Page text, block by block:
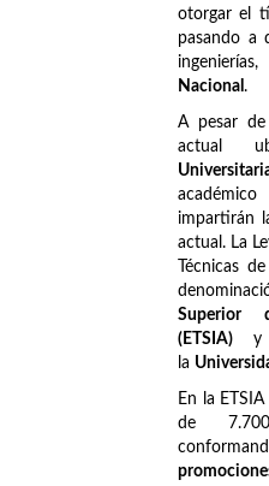
otorgar el
pasando a
Nacional .
A pesar
actual
impartirán
actual. La
Técnicas
Superior
(ETSIA) y
la
En la
de 7.700